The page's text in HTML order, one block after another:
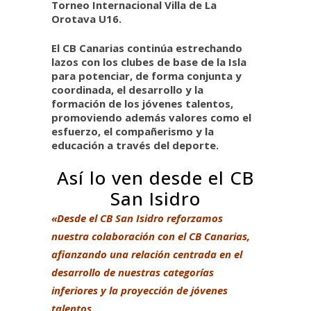
Torneo Internacional Villa de La
Orotava U16.
El CB Canarias continúa estrechando
lazos con los clubes de base de la Isla
para potenciar, de forma conjunta y
coordinada, el desarrollo y la
formación de los jóvenes talentos,
promoviendo además valores como el
esfuerzo, el compañerismo y la
educación a través del deporte.
Así lo ven desde el CB
San Isidro
«Desde el CB San Isidro reforzamos
nuestra colaboración con el CB Canarias,
afianzando una relación centrada en el
desarrollo de nuestras categorías
inferiores y la proyección de jóvenes
talentos.